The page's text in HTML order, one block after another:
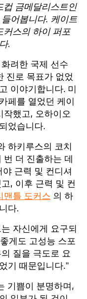
컵 금메달리스트인
어봅니다. 케이트
커스의 하이 퍼포
.
려한 국제 선수
진로 목표가 없었
이야기합니다. 미
페를 열었던 케이
작했고, 오하이오
었습니다.
하키루스의 코치
더 진출하는 데
근력 및 컨디셔
, 이후 근력 및 컨
맨틀 도커스 의 하
다.
자신에게 요구되
게도 고성능 스포
질을 극도로 요
기 때문입니다."
기쁨이 분명하며,